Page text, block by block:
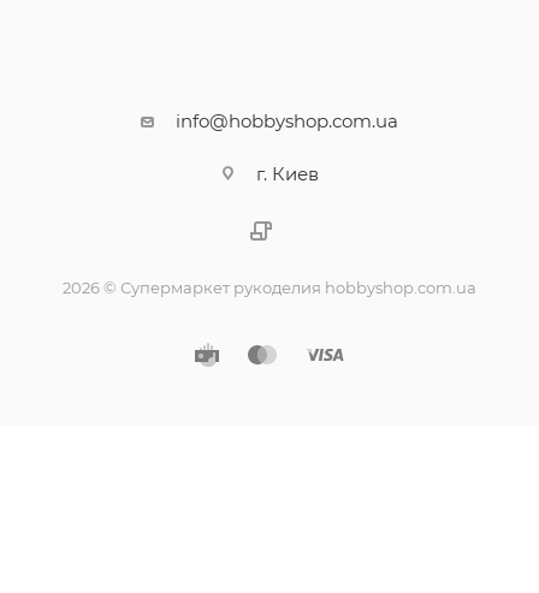
info@hobbyshop.com.ua
г. Киев
2026 © Супермаркет рукоделия hobbyshop.com.ua